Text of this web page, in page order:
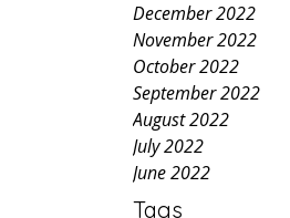
December 2022
November 2022
October 2022
September 2022
August 2022
July 2022
June 2022
Tags